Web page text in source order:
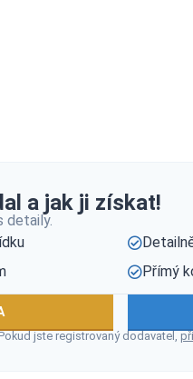
a jak ji získat!
detaily.
Přímý
jste registrovaný dodavatel,